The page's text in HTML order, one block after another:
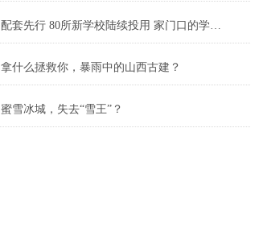
配套先行 80所新学校陆续投用 家门口的学位很充足
拿什么拯救你，暴雨中的山西古建？
蜜雪冰城，失去“雪王”？